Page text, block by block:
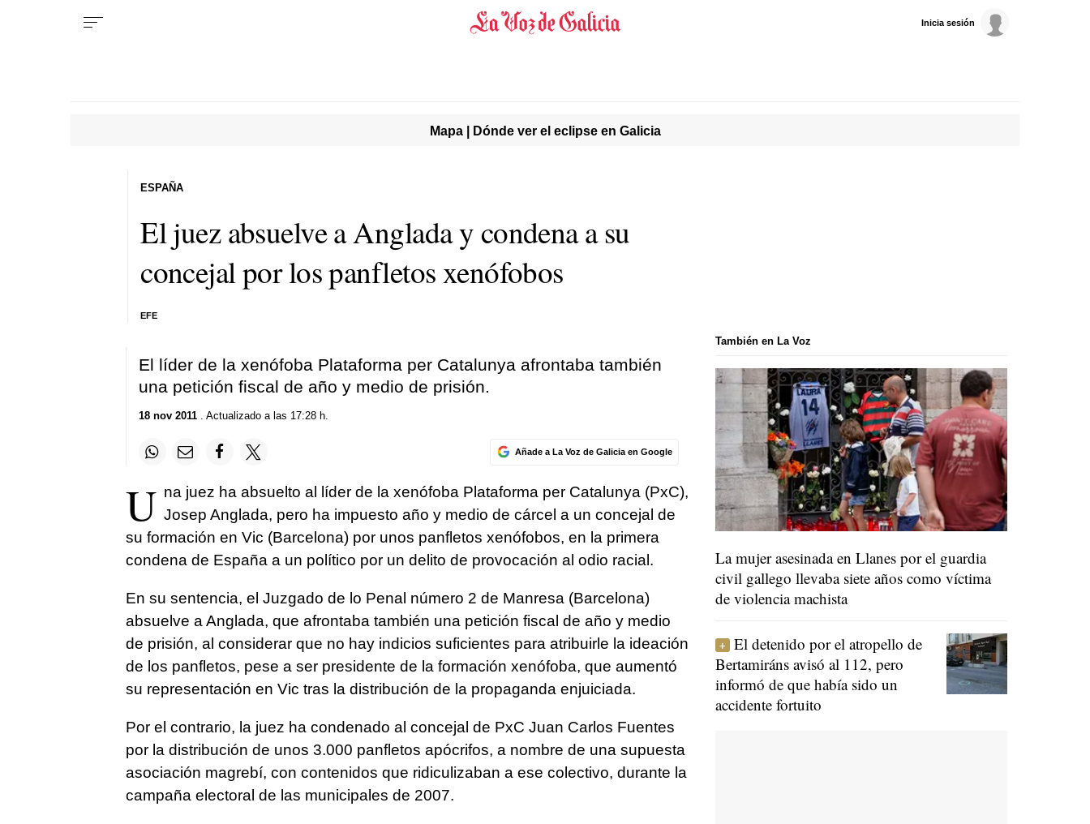
Inicia sesión
Mapa | Dónde ver el eclipse en Galicia
El juez absuelve a Anglada y condena a su
concejal por los panfletos xenófobos
EFE
ESPAÑA
El líder de la xenófoba Plataforma per Catalunya afrontaba también
una petición fiscal de año y medio de prisión.
18 nov 2011. Actualizado a las 17:28 h.
Añade a La Voz de Galicia en Google
U na juez ha absuelto al líder de la xenófoba Plataforma per Catalunya (PxC),
Josep Anglada, pero ha impuesto año y medio de cárcel a un concejal de
su formación en Vic (Barcelona) por unos panfletos xenófobos, en la primera
condena de España a un político por un delito de provocación al odio racial.
En su sentencia, el Juzgado de lo Penal número 2 de Manresa (Barcelona)
absuelve a Anglada, que afrontaba también una petición fiscal de año y medio
de prisión, al considerar que no hay indicios suficientes para atribuirle la ideación
de los panfletos, pese a ser presidente de la formación xenófoba, que aumentó
su representación en Vic tras la distribución de la propaganda enjuiciada.
Por el contrario, la juez ha condenado al concejal de PxC Juan Carlos Fuentes
por la distribución de unos 3.000 panfletos apócrifos, a nombre de una supuesta
asociación magrebí, con contenidos que ridiculizaban a ese colectivo, durante la
campaña electoral de las municipales de 2007.
También en La Voz
La mujer asesinada en Llanes por el guardia
civil gallego llevaba siete años como víctima
de violencia machista
El detenido por el atropello de
Bertamiráns avisó al 112, pero
informó de que había sido un
accidente fortuito